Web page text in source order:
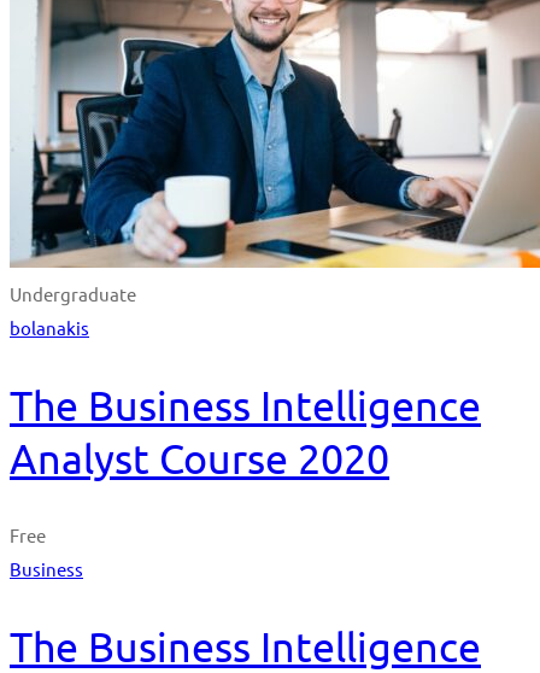
Undergraduate
bolanakis
The Business Intelligence
Analyst Course 2020
Free
Business
The Business Intelligence